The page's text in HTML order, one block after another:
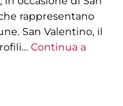
rappresentano
San Valentino, il
Continua a